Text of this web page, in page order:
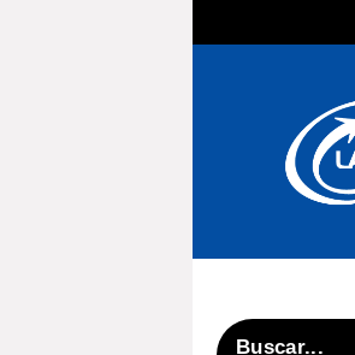
Buscar...